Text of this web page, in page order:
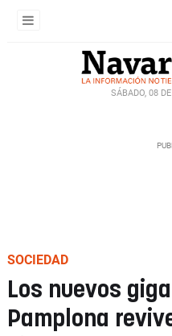
SÁBADO, 08
SOCIEDAD
Los nuevos
Pamplona